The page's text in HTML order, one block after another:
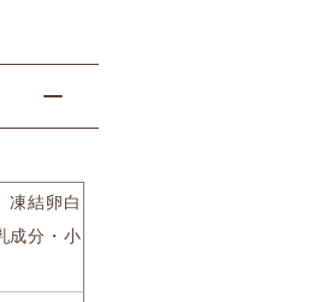
凍結卵白
成分・小